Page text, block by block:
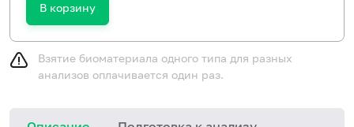
В корзину
Взятие биоматериала одного типа для разных
анализов оплачивается один раз.